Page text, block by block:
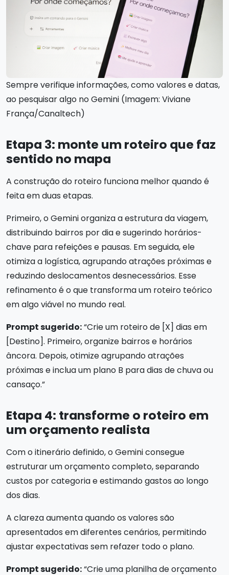
Sempre verifique informações, como valores e datas,
ao pesquisar algo no Gemini (Imagem: Viviane
França/Canaltech)
Etapa 3: monte um roteiro que faz
sentido no mapa
A construção do roteiro funciona melhor quando é
feita em duas etapas.
Primeiro, o Gemini organiza a estrutura da viagem,
distribuindo bairros por dia e sugerindo horários-
chave para refeições e pausas. Em seguida, ele
otimiza a logística, agrupando atrações próximas e
reduzindo deslocamentos desnecessários. Esse
refinamento é o que transforma um roteiro teórico
em algo viável no mundo real.
Prompt sugerido:“Crie um roteiro de [X] dias em
[Destino]. Primeiro, organize bairros e horários
âncora. Depois, otimize agrupando atrações
próximas e inclua um plano B para dias de chuva ou
cansaço.”
Etapa 4: transforme o roteiro em
um orçamento realista
Com o itinerário definido, o Gemini consegue
estruturar um orçamento completo, separando
custos por categoria e estimando gastos ao longo
dos dias.
A clareza aumenta quando os valores são
apresentados em diferentes cenários, permitindo
ajustar expectativas sem refazer todo o plano.
Prompt sugerido:“Crie uma planilha de orçamento